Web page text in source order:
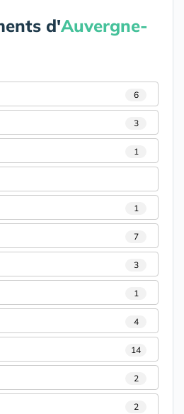
d'Auvergne-
6
3
1
1
7
3
1
4
14
2
2